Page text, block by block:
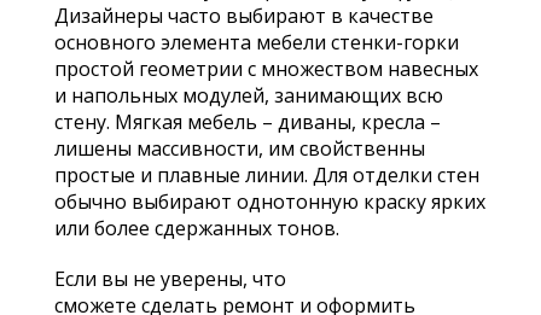
Дизайнеры часто выбирают в качестве
основного элемента мебели стенки-горки
простой геометрии с множеством навесных
и напольных модулей, занимающих всю
стену. Мягкая мебель – диваны, кресла –
лишены массивности, им свойственны
простые и плавные линии. Для отделки стен
обычно выбирают однотонную краску ярких
или более сдержанных тонов.
Если вы не уверены, что
сможете сделать ремонт и оформить